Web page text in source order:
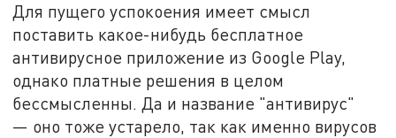
Для пущего успокоения имеет смысл
поставить какое-нибудь бесплатное
антивирусное приложение из Google Play,
однако платные решения в целом
бессмысленны. Да и название "антивирус"
— оно тоже устарело, так как именно вирусов